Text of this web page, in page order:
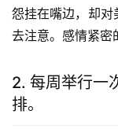
怨挂在嘴边，却
去注意。感情紧密
2. 每周举行一
排。